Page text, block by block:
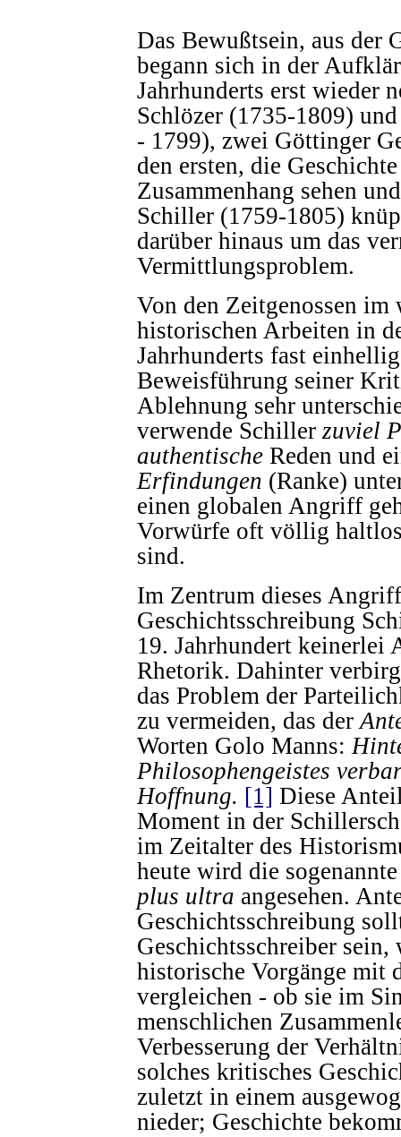
Das Bewußtsein, aus der
begann sich in der
Jahrhunderts erst wieder
Schlözer (1735-1809)
- 1799), zwei Göttinger
den ersten, die
Zusammenhang sehen
Schiller (1759-1805)
darüber hinaus um das
Vermittlungsproblem.
Von den Zeitgenossen
historischen Arbeiten in
Jahrhunderts fast
Beweisführung seiner
Ablehnung sehr
verwende Schillerzuviel
authentische Reden und
Erfindungen (Ranke)
einen globalen Angriff
Vorwürfe oft völlig
sind.
Im Zentrum dieses
Geschichtsschreibung
19. Jahrhundert keinerlei
Rhetorik. Dahinter
das Problem der
zu vermeiden, das der
Worten Golo Manns:
Philosophengeistes
Hoffnung. [1] Diese
Moment in der
im Zeitalter des
heute wird die
plus ultra angesehen.
Geschichtsschreibung
Geschichtsschreiber
historische Vorgänge mit
vergleichen - ob sie im
menschlichen
Verbesserung der
solches kritisches
zuletzt in einem
nieder; Geschichte